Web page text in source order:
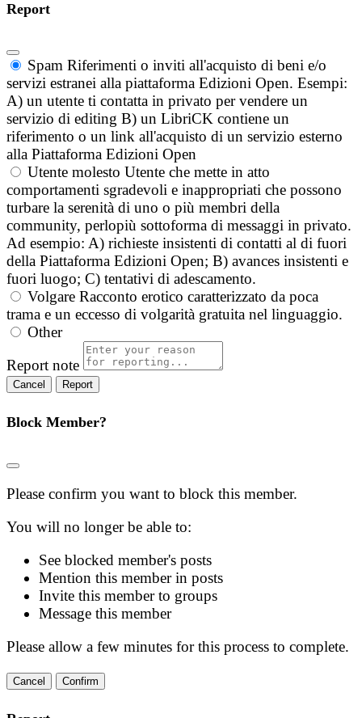
Report
Spam Riferimenti o inviti all'acquisto di beni e/o
servizi estranei alla piattaforma Edizioni Open. Esempi:
A) un utente ti contatta in privato per vendere un
servizio di editing B) un LibriCK contiene un
riferimento o un link all'acquisto di un servizio esterno
alla Piattaforma Edizioni Open
Utente molesto Utente che mette in atto
comportamenti sgradevoli e inappropriati che possono
turbare la serenità di uno o più membri della
community, perlopiù sottoforma di messaggi in privato.
Ad esempio: A) richieste insistenti di contatti al di fuori
della Piattaforma Edizioni Open; B) avances insistenti e
fuori luogo; C) tentativi di adescamento.
Volgare Racconto erotico caratterizzato da poca
trama e un eccesso di volgarità gratuita nel linguaggio.
Other
Report note
Report
Block Member?
Please confirm you want to block this member.
You will no longer be able to:
See blocked member's posts
Mention this member in posts
Invite this member to groups
Message this member
Please allow a few minutes for this process to complete.
Confirm